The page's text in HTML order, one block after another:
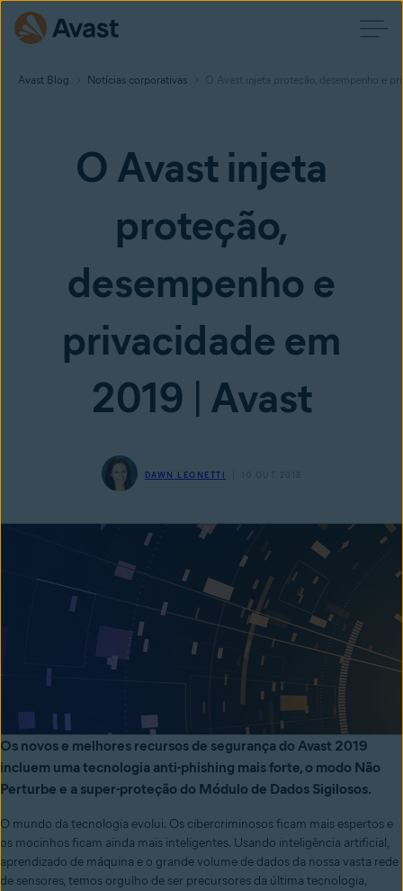
Avast Blog Notícias corporativas O Avast injeta proteção, desempenho e
O Avast injeta
proteção,
desempenho e
privacidade em
2019 | Avast
DAWN LEONETTI 10 OUT 2018
Os novos e melhores recursos de segurança do Avast 2019
incluem uma tecnologia anti-phishing mais forte, o modo Não
Perturbe e a super-proteção do Módulo de Dados Sigilosos.
O mundo da tecnologia evolui. Os cibercriminosos ficam mais espertos e
os mocinhos ficam ainda mais inteligentes. Usando inteligência artificial,
aprendizado de máquina e o grande volume de dados da nossa vasta rede
de sensores, temos orgulho de ser precursores da última tecnologia,